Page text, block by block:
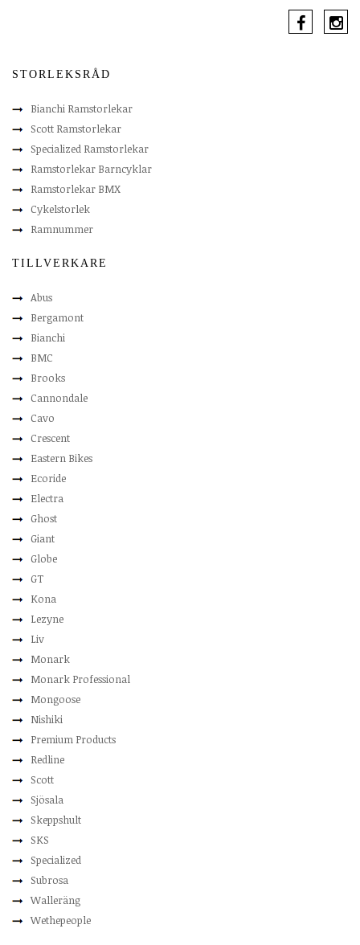
STORLEKSRÅD
Bianchi Ramstorlekar
Scott Ramstorlekar
Specialized Ramstorlekar
Ramstorlekar Barncyklar
Ramstorlekar BMX
Cykelstorlek
Ramnummer
TILLVERKARE
Abus
Bergamont
Bianchi
BMC
Brooks
Cannondale
Cavo
Crescent
Eastern Bikes
Ecoride
Electra
Ghost
Giant
Globe
GT
Kona
Lezyne
Liv
Monark
Monark Professional
Mongoose
Nishiki
Premium Products
Redline
Scott
Sjösala
Skeppshult
SKS
Specialized
Subrosa
Walleräng
Wethepeople